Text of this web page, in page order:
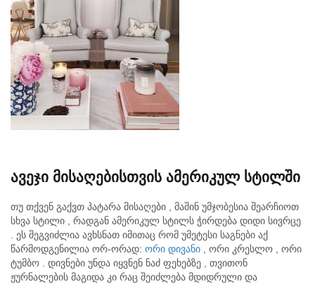
ავეჯი მისაღებისთვის ამერიკულ სტილში
თუ თქვენ გაქვთ პატარა მისაღები , მაშინ უმჯობესია შეარჩიოთ
სხვა სტილი , რადგან ამერიკულ სტილს ჭირდება დიდი სივრცე
. ეს შეგვიძლია ავხსნათ იმითაც რომ უმეტესი საგნები აქ
წარმოდგენილია ორ-ორად: ორი დივანი , ორი კრესლო , ორი
ტუმბო . დივნები უნდა იყვნენ ნაძ ფეხებზე , თვითონ
ჟურნალების მაგიდა კი რაც შეიძლება მდიდრული და